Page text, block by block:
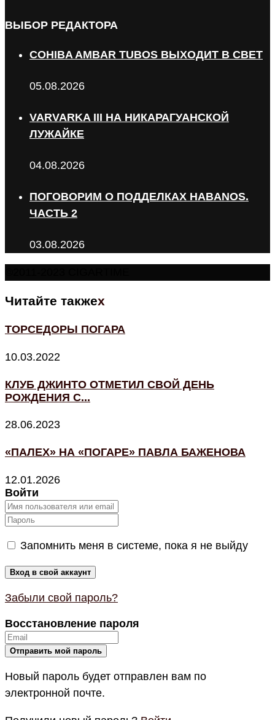
ВЫБОР РЕДАКТОРА
COHIBA AMBAR TUBOS ВЫХОДИТ В СВЕТ
05.08.2026
VARVARKA III НА НИКАРАГУАНСКОЙ
ЛУЖАЙКЕ
04.08.2026
ПОГОВОРИМ О ПОДДЕЛКАХ HABANOS.
ЧАСТЬ 2
03.08.2026
Читайте такжеx
ТОРСЕДОРЫ ПОГАРА
10.03.2022
КЛУБ ДЖИНТО ОТМЕТИЛ СВОЙ ДЕНЬ
РОЖДЕНИЯ С...
28.06.2023
«ПАЛЕХ» НА «ПОГАРЕ» ПАВЛА БАЖЕНОВА
12.01.2026
Войти
Запомнить меня в системе, пока я не выйду
Забыли свой пароль?
Восстановление пароля
Новый пароль будет отправлен вам по
электронной почте.